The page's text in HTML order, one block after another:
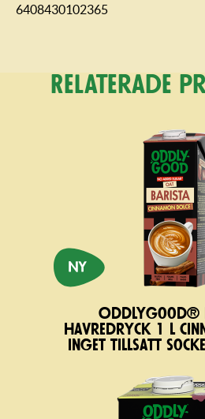
6408430102365
Relaterade
Oddlygood®
havredryck 1 l
inget tillsatt